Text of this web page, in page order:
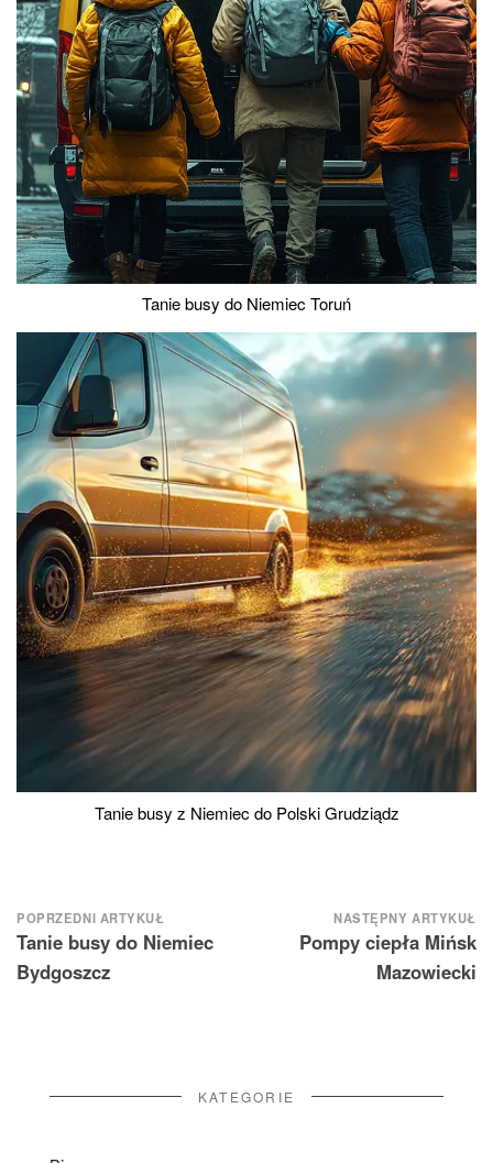
Tanie busy do Niemiec Toruń
Tanie busy z Niemiec do Polski Grudziądz
Nawigacja
wpisu
POPRZEDNI ARTYKUŁ
Tanie busy do Niemiec
Bydgoszcz
NASTĘPNY ARTYKUŁ
Pompy ciepła Mińsk
Mazowiecki
KATEGORIE